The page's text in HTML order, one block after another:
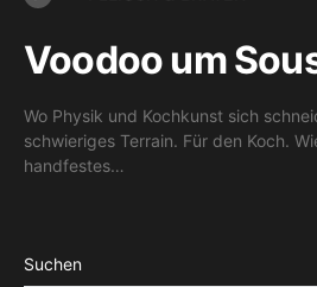
Voodoo um
Wo Physik und Kochkunst sich
schwieriges Terrain. Für den Koch.
handfestes…
Suchen